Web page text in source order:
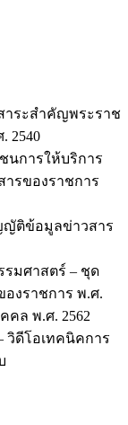
าระสำคัญพระราช
2540
นการให้บริการ
รของราชการ
ติข้อมูลข่าวสาร
มศาสตร์ – ชุด
งราชการ พ.ศ.
คล พ.ศ. 2562
วิดีโอเทคนิคการ